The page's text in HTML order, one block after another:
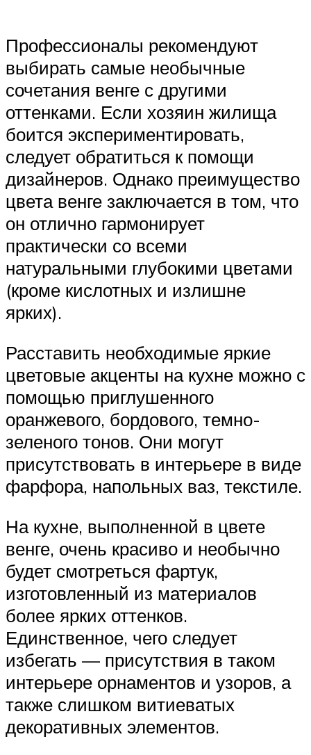
Профессионалы рекомендуют
выбирать самые необычные
сочетания венге с другими
оттенками. Если хозяин жилища
боится экспериментировать,
следует обратиться к помощи
дизайнеров. Однако преимущество
цвета венге заключается в том, что
он отлично гармонирует
практически со всеми
натуральными глубокими цветами
(кроме кислотных и излишне
ярких).
Расставить необходимые яркие
цветовые акценты на кухне можно с
помощью приглушенного
оранжевого, бордового, темно-
зеленого тонов. Они могут
присутствовать в интерьере в виде
фарфора, напольных ваз, текстиле.
На кухне, выполненной в цвете
венге, очень красиво и необычно
будет смотреться фартук,
изготовленный из материалов
более ярких оттенков.
Единственное, чего следует
избегать — присутствия в таком
интерьере орнаментов и узоров, а
также слишком витиеватых
декоративных элементов.